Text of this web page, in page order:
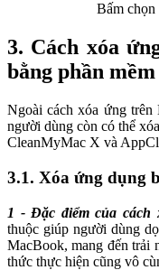
Bấm chọn
3. Cách xóa
bằng phần
Ngoài cách xóa ứng trên
người dùng còn có thể
CleanMyMac X và
3.1. Xóa ứng dụng
1 - Đặc điểm của
thuộc giúp người dùng
MacBook, mang đến trải
thức thực hiện cũng vô